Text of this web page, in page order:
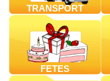
TRANSPORT
FETES